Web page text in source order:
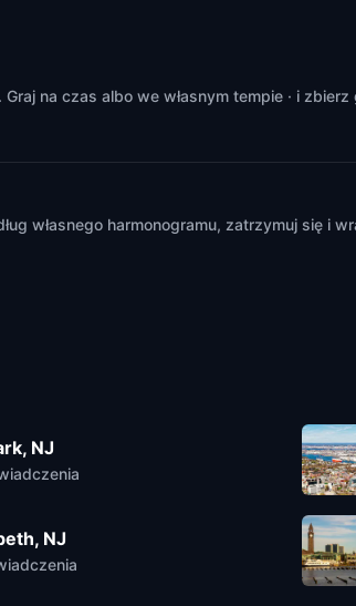
na czas albo we własnym tempie · i
własnego harmonogramu, zatrzymuj się i
NJ
NJ